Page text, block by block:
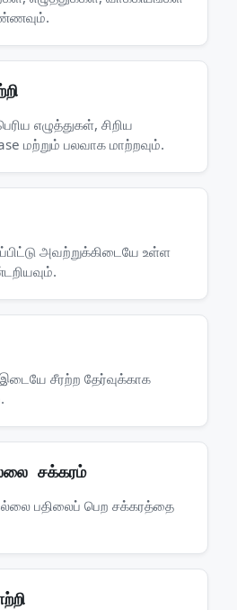
எழுத்துகள், சிறிய
மற்றும் பலவாக மாற்றவும்.
அவற்றுக்கிடையே உள்ள
சீரற்ற தேர்வுக்காக
சக்கரம்
பதிலைப் பெற சக்கரத்தை